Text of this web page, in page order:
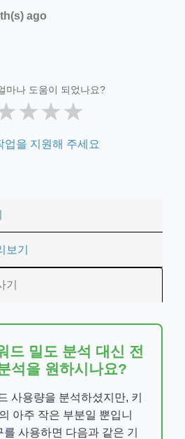
ago
마나 도움이 되었나요?
★★★
업을 지원해 주세요
보기
기
드 밀도 분석 대신 전
석을 원하시나요?
사용량을 분석하셨지만, 키
아주 작은 부분일 뿐입니
사용하면 다음과 같은 기